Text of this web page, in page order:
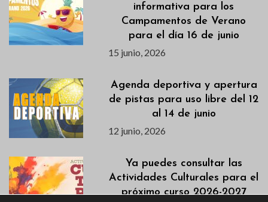
informativa para los
Campamentos de Verano
para el día 16 de junio
15 junio, 2026
Agenda deportiva y apertura
de pistas para uso libre del 12
al 14 de junio
12 junio, 2026
Ya puedes consultar las
Actividades Culturales para el
próximo curso 2026-2027